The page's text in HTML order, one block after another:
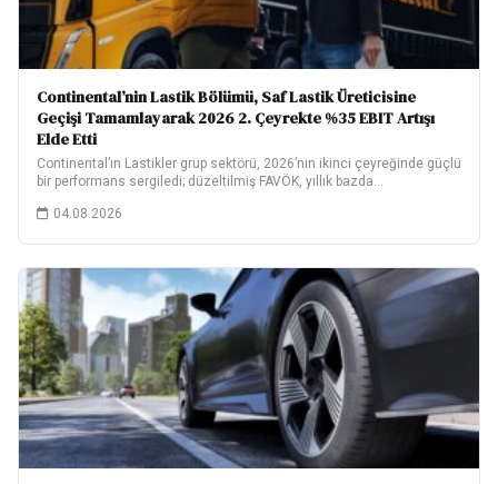
Continental’nin Lastik Bölümü, Saf Lastik Üreticisine
Geçişi Tamamlayarak 2026 2. Çeyrekte %35 EBIT Artışı
Elde Etti
Continental’ın Lastikler grup sektörü, 2026’nın ikinci çeyreğinde güçlü
bir performans sergiledi; düzeltilmiş FAVÖK, yıllık bazda…
04.08.2026